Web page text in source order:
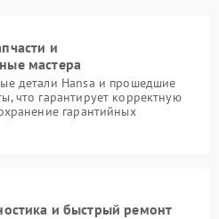
и
мастера
детали Hansa и прошедшие
что гарантирует корректную
гарантийных
и быстрый ремонт